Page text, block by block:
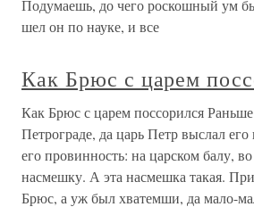
Подумаешь, до чего роскошный ум
шел он по науке, и все
Как Брюс с царем
Как Брюс с царем поссорился
Петрограде, да царь Петр выслал
его провинность: на царском балу,
насмешку. А эта насмешка такая.
Брюс, а уж был хватемши, да мало-